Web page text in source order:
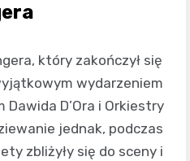
który zakończył się
wydarzeniem
D’Ora i Orkiestry
jednak, podczas
zbliżyły się do sceny i